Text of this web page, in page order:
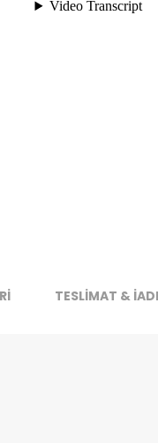
TESLİMAT &